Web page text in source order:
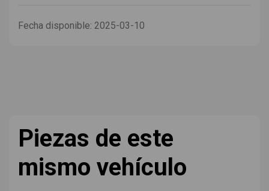
Fecha disponible: 2025-03-10
Piezas de este
mismo vehículo